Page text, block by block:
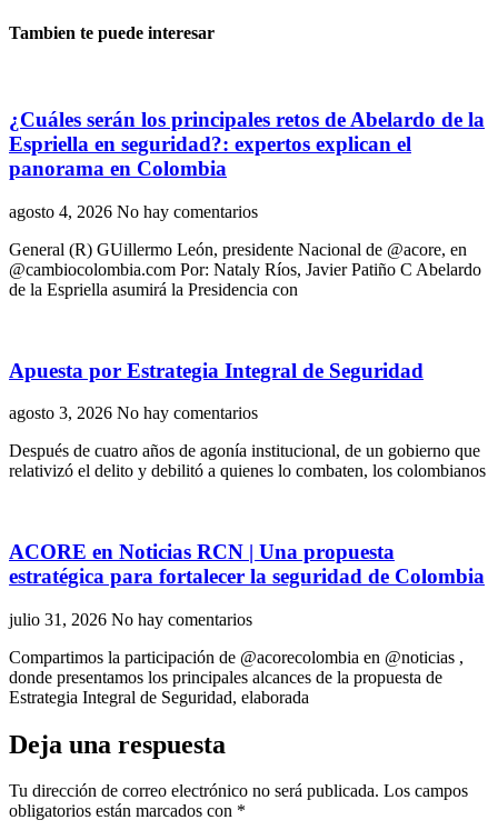
Tambien te puede interesar
¿Cuáles serán los principales retos de Abelardo de la
Espriella en seguridad?: expertos explican el
panorama en Colombia
agosto 4, 2026 No hay comentarios
General (R) GUillermo León, presidente Nacional de @acore, en
@cambiocolombia.com Por: Nataly Ríos, Javier Patiño C Abelardo
de la Espriella asumirá la Presidencia con
Apuesta por Estrategia Integral de Seguridad
agosto 3, 2026 No hay comentarios
Después de cuatro años de agonía institucional, de un gobierno que
relativizó el delito y debilitó a quienes lo combaten, los colombianos
ACORE en Noticias RCN | Una propuesta
estratégica para fortalecer la seguridad de Colombia
julio 31, 2026 No hay comentarios
Compartimos la participación de ‪@acorecolombia‬ en ‪@noticias‬ ,
donde presentamos los principales alcances de la propuesta de
Estrategia Integral de Seguridad, elaborada
Deja una respuesta
Tu dirección de correo electrónico no será publicada. Los campos
obligatorios están marcados con *